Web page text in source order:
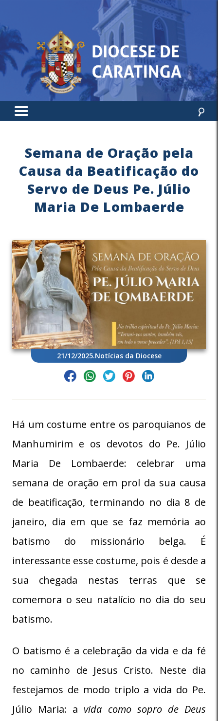
Semana de Oração pela
Causa da Beatificação do
Servo de Deus Pe. Júlio
Maria De Lombaerde
21/12/2025.Notícias da Diocese
Há um costume entre os paroquianos de
Manhumirim e os devotos do Pe. Júlio
Maria De Lombaerde: celebrar uma
semana de oração em prol da sua causa
de beatificação, terminando no dia 8 de
janeiro, dia em que se faz memória ao
batismo do missionário belga. É
interessante esse costume, pois é desde a
sua chegada nestas terras que se
comemora o seu natalício no dia do seu
batismo.
O batismo é a celebração da vida e da fé
no caminho de Jesus Cristo. Neste dia
festejamos de modo triplo a vida do Pe.
Júlio Maria: a vida como sopro de Deus